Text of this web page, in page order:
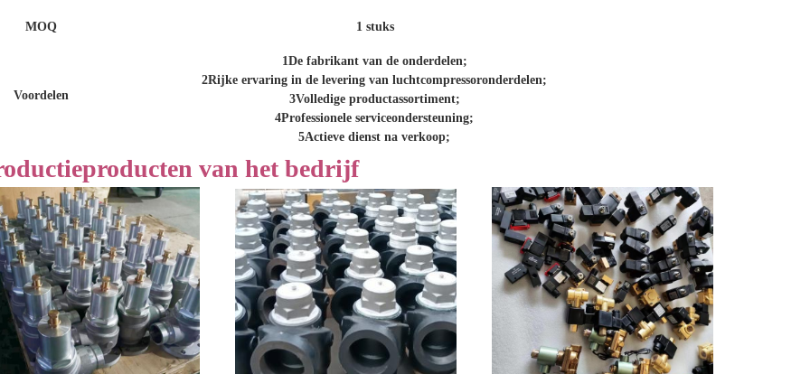
MOQ 1 stuks
Voordelen
1De fabrikant van de onderdelen;
2Rijke ervaring in de levering van luchtcompressoronderdelen;
3Volledige productassortiment;
4Professionele serviceondersteuning;
5Actieve dienst na verkoop;
van het bedrijf